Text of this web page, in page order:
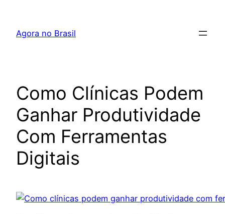
Agora no Brasil
Como Clínicas Podem
Ganhar Produtividade
Com Ferramentas
Digitais